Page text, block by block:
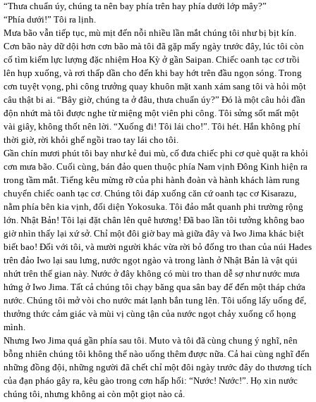
“Thưa chuẩn úy, chúng ta nên bay phía trên hay phía dưới lớp mây?”
“Phía dưới!” Tôi ra lịnh.
Mưa bão vẫn tiếp tục, mù mịt đến nỗi nhiều lần mắt chúng tôi như bị bịt kín.
Cơn bão này dữ dội hơn cơn bão mà tôi đã gặp mấy ngày trước đây, lúc tôi còn
cố tìm kiếm lực lượng đặc nhiệm Hoa Kỳ ở gần Saipan. Chiếc oanh tạc cơ trồi
lên hụp xuống, và rơi thấp dần cho đến khi bay hớt trên đầu ngọn sóng. Trong
cơn tuyệt vọng, phi công trưởng quay khuôn mặt xanh xám sang tôi và hỏi một
câu thật bi ai. “Bây giờ, chúng ta ở đâu, thưa chuẩn úy?” Đó là một câu hỏi đần
độn nhứt mà tôi được nghe từ miệng một viên phi công. Tôi sửng sốt mất một
vài giây, không thốt nên lời. “Xuống đi! Tôi lái cho!”. Tôi hét. Hắn không phí
thời giờ, rời khỏi ghế ngồi trao tay lái cho tôi.
Gần chín mươi phút tôi bay như kẻ đui mù, cố đưa chiếc phi cơ què quặt ra khỏi
cơn mưa bão. Cuối cùng, bán đảo quen thuộc phía Nam vịnh Đông Kinh hiện ra
trong tầm mắt. Tiếng kêu mừng rỡ của phi hành đoàn và hành khách làm rung
chuyển chiếc oanh tạc cơ. Chúng tôi đáp xuống căn cứ oanh tạc cơ Kisarazu,
nằm phía bên kia vịnh, đối diện Yokosuka. Tôi đảo mắt quanh phi trường rộng
lớn. Nhật Bản! Tôi lại đặt chân lên quê hương! Đã bao lần tôi tưởng không bao
giờ nhìn thấy lại xứ sở. Chỉ một đôi giờ bay mà giữa đây và Iwo Jima khác biệt
biết bao! Đối với tôi, và mười người khác vừa rời bỏ đống tro than của núi Hades
trên đảo Iwo lại sau lưng, nước ngọt ngào và trong lành ở Nhật Bản là vật qúi
nhứt trên thế gian này. Nước ở đây không có mùi tro than dễ sợ như nước mưa
hứng ở Iwo Jima. Tất cả chúng tôi chạy băng qua sân bay để đến một tháp chứa
nước. Chúng tôi mở vòi cho nước mát lạnh bắn tung lên. Tôi uống lấy uống để,
thưởng thức cảm giác và mùi vị cùng tận của nước ngọt chảy xuống cổ họng
mình.
Nhưng Iwo Jima quá gần phía sau tôi. Muto và tôi đã cùng chung ý nghĩ, nên
bỗng nhiên chúng tôi không thể nào uống thêm được nữa. Cả hai cùng nghĩ đến
những đồng đội, những người đã chết chỉ một đôi ngày trước đây do thương tích
của đạn pháo gây ra, kêu gào trong cơn hấp hối: “Nước! Nước!”. Họ xin nước
chúng tôi, nhưng không ai còn một giọt nào cả.